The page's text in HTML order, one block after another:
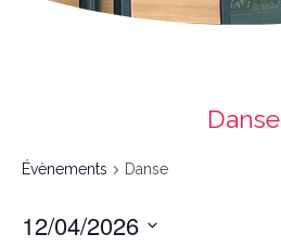
Danse
Évènements Danse
12/04/2026